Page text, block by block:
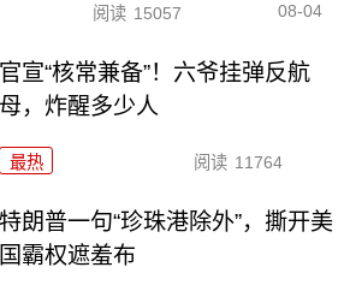
阅读 15057 08-04
官宣“核常兼备”！六爷挂弹反航
母，炸醒多少人
最热 阅读 11764
特朗普一句“珍珠港除外”，撕开美
国霸权遮羞布